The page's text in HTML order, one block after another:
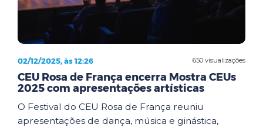
650 visualizações
02/12/2025, às 12:26
CEU Rosa de França encerra Mostra CEUs
2025 com apresentações artísticas
O Festival do CEU Rosa de França reuniu
apresentações de dança, música e ginástica,